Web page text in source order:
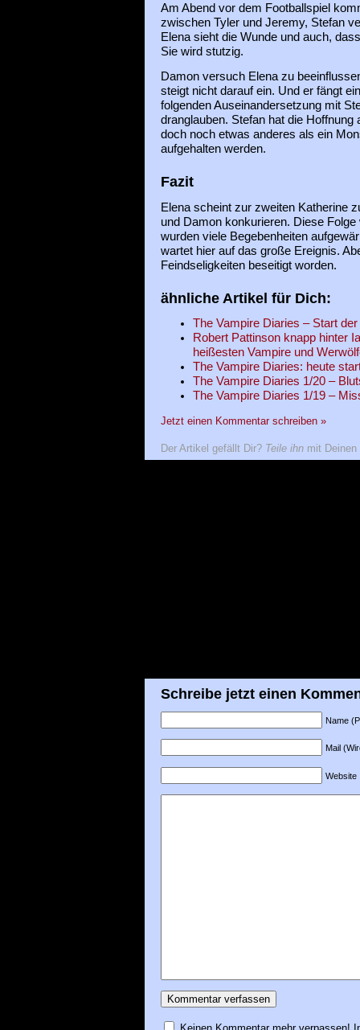
Am Abend vor dem Footballspiel
zwischen Tyler und Jeremy, Stefan
Elena sieht die Wunde und auch,
Sie wird stutzig.
Damon versuch Elena zu
steigt nicht darauf ein. Und er fängt
folgenden Auseinandersetzung mit
dranglauben. Stefan hat die Hoffnung
doch noch etwas anderes als ein
aufgehalten werden.
Fazit
Elena scheint zur zweiten Katherine
und Damon konkurieren. Diese
wurden viele Begebenheiten
wartet hier auf das große Ereignis.
Feindseligkeiten beseitigt worden.
ähnliche Artikel für Dich:
The Vampire Diaries – Start der
Robert Pattinson knapp hinter
heißesten Vampire und
The Vampire Diaries: heute
The Vampire Diaries 1/20 –
The Vampire Diaries 1/19 –
Jetzt einen Kommentar schreiben »
Der Artikel gefällt Dir? Teile ihnmit Deinen
Schreibe jetzt einen
Name
Mail
Website